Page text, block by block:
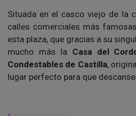
Situada en el casco viejo de la
calles comerciales más
esta plaza, que gracias a su
mucho más la Casa del
Condestables de Castilla,
lugar perfecto para que